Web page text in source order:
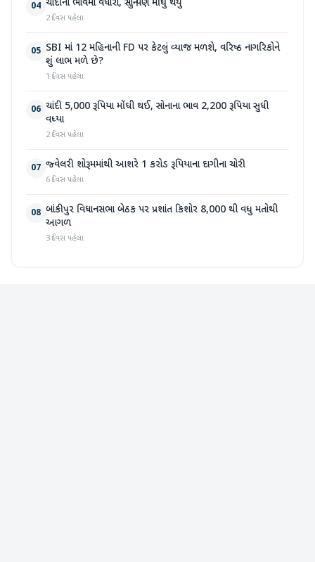
04 ચાંદીના ભાવમાં વધારો, સોનું પણ મોંઘુ થયું
2 દિવસ પહેલા
05 SBI માં 12 મહિનાની FD પર કેટલું વ્યાજ મળશે, વરિષ્ઠ નાગરિકોને
શું લાભ મળે છે?
1 દિવસ પહેલા
06 ચાંદી 5,000 રૂપિયા મોંઘી થઈ, સોનાના ભાવ 2,200 રૂપિયા સુધી
વધ્યા
2 દિવસ પહેલા
07 જ્વેલરી શોરૂમમાંથી આશરે 1 કરોડ રૂપિયાના દાગીના ચોરી
6 દિવસ પહેલા
08 બાંકીપુર વિધાનસભા બેઠક પર પ્રશાંત કિશોર 8,000 થી વધુ મતોથી
આગળ
3 દિવસ પહેલા